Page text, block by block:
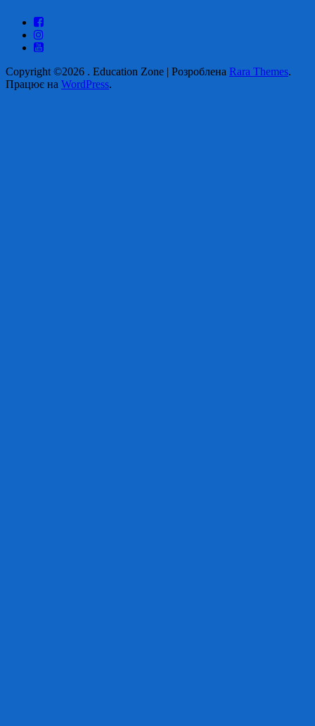
Copyright ©2026 . Education Zone | Розроблена Rara Themes.
Працює на WordPress.